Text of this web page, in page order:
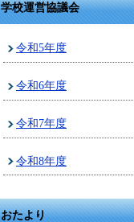
学校運営協議会
令和5年度
令和6年度
令和7年度
令和8年度
おたより